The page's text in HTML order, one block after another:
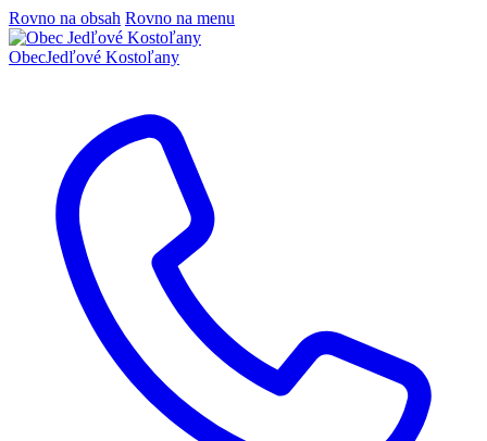
Rovno na obsah Rovno na menu
ObecJedľové Kostoľany